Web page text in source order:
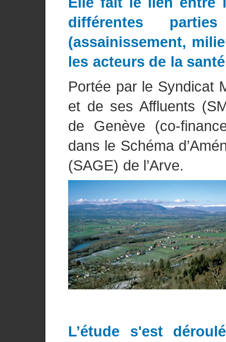
différentes
(assainissement,
les acteurs de la
Portée par le Syndicat
et de ses Affluents
de Genève (co-
dans le Schéma
(SAGE) de l’Arve.
L’étude s'est